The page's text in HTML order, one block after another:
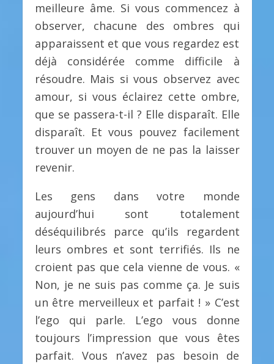
meilleure âme. Si vous commencez à
observer, chacune des ombres qui
apparaissent et que vous regardez est
déjà considérée comme difficile à
résoudre. Mais si vous observez avec
amour, si vous éclairez cette ombre,
que se passera-t-il ? Elle disparaît. Elle
disparaît. Et vous pouvez facilement
trouver un moyen de ne pas la laisser
revenir.
Les gens dans votre monde
aujourd’hui sont totalement
déséquilibrés parce qu’ils regardent
leurs ombres et sont terrifiés. Ils ne
croient pas que cela vienne de vous. «
Non, je ne suis pas comme ça. Je suis
un être merveilleux et parfait ! » C’est
l’ego qui parle. L’ego vous donne
toujours l’impression que vous êtes
parfait. Vous n’avez pas besoin de